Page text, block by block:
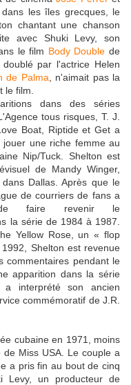
les îles grecques, le
chantant une chanson
avec Shuki Levy, son
le film Body Double de
par l'actrice Helen
de Palma , n'aimait pas la
le film.
dans des séries
tous risques, T. J.
Boat, Riptide et Get a
une riche femme au
Nip/Tuck. Shelton est
de Mandy Winger,
Dallas. Après que le
de courriers de fans a
de faire revenir le
la série de 1984 à 1987.
Yellow Rose, un « flop
Shelton est revenue
commentaires pendant le
apparition dans la série
a interprété son ancien
commémoratif de J.R.
cubaine en 1971, moins
Miss USA. Le couple a
a pris fin au bout de cinq
Levy, un producteur de